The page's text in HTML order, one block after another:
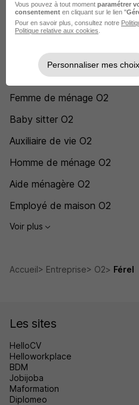
Voir plus
Voir toutes les offres par ville
Postuler chez O2
Femme de ménage O2
Baby sitter O2
Auxiliaire de vie O2
Homme de ménage O2
Aide ménagère O2
Employé de maison O2
Voir plus
Accueil Entreprise O2 Férel
Les sites
HelloCV
Helloworkplace
BDM
Jobijoba
Maformation
Diplomeo
Vous pouvez à tout moment paramétrer
consentement en cliquant sur le lien "
Pour en savoir plus, consultez notre
Politique relative aux cookies
Personnaliser mes choix